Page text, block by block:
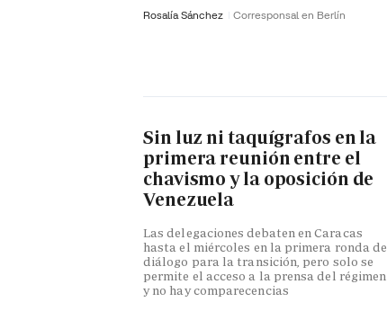
Rosalía Sánchez Corresponsal en Berlín
Sin luz ni taquígrafos en la
primera reunión entre el
chavismo y la oposición de
Venezuela
Las delegaciones debaten en Caracas
hasta el miércoles en la primera ronda de
diálogo para la transición, pero solo se
permite el acceso a la prensa del régimen
y no hay comparecencias